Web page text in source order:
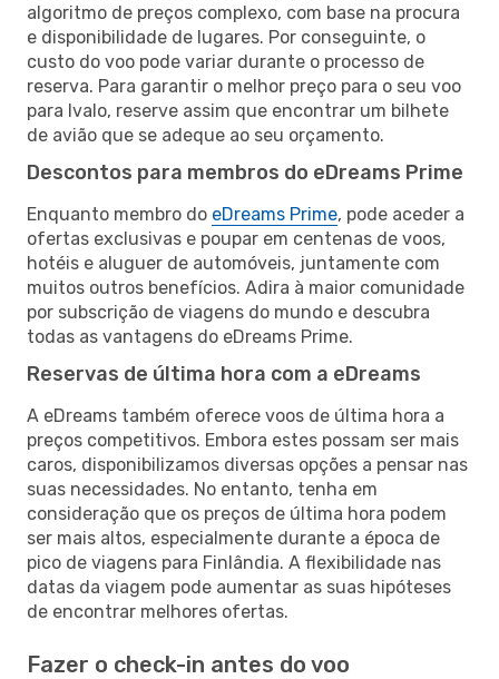
algoritmo de preços complexo, com base na procura
e disponibilidade de lugares. Por conseguinte, o
custo do voo pode variar durante o processo de
reserva. Para garantir o melhor preço para o seu voo
para Ivalo, reserve assim que encontrar um bilhete
de avião que se adeque ao seu orçamento.
Descontos para membros do eDreams Prime
Enquanto membro do eDreams Prime, pode aceder a
ofertas exclusivas e poupar em centenas de voos,
hotéis e aluguer de automóveis, juntamente com
muitos outros benefícios. Adira à maior comunidade
por subscrição de viagens do mundo e descubra
todas as vantagens do eDreams Prime.
Reservas de última hora com a eDreams
A eDreams também oferece voos de última hora a
preços competitivos. Embora estes possam ser mais
caros, disponibilizamos diversas opções a pensar nas
suas necessidades. No entanto, tenha em
consideração que os preços de última hora podem
ser mais altos, especialmente durante a época de
pico de viagens para Finlândia. A flexibilidade nas
datas da viagem pode aumentar as suas hipóteses
de encontrar melhores ofertas.
Fazer o check-in antes do voo